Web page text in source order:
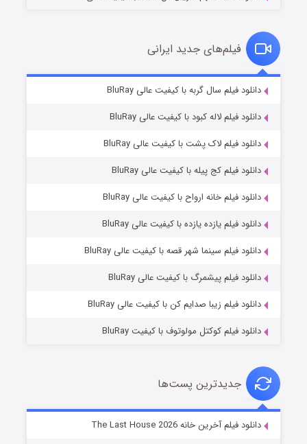
قسمت۲ (زیرنویس) منتشر شد
شوگر فصل ۲
فیلم‌های جدید ایرانی
دانلود فیلم سال گربه با کیفیت عالی BluRay
دانلود فیلم لاله کبود با کیفیت عالی BluRay
دانلود فیلم لاک پشت با کیفیت عالی BluRay
دانلود فیلم کج‌ پیله با کیفیت عالی BluRay
دانلود فیلم خانه ارواح با کیفیت عالی BluRay
دانلود فیلم یازده یازده با کیفیت عالی BluRay
دانلود فیلم سینما شهر قصه با کیفیت عالی BluRay
دانلود فیلم پیشمرگ با کیفیت عالی BluRay
دانلود فیلم زیبا صدایم کن با کیفیت عالی BluRay
دانلود فیلم کوکتل مولوتوف با کیفیت BluRay
جدیدترین پست‌ها
دانلود فیلم آخرین خانه The Last House 2026